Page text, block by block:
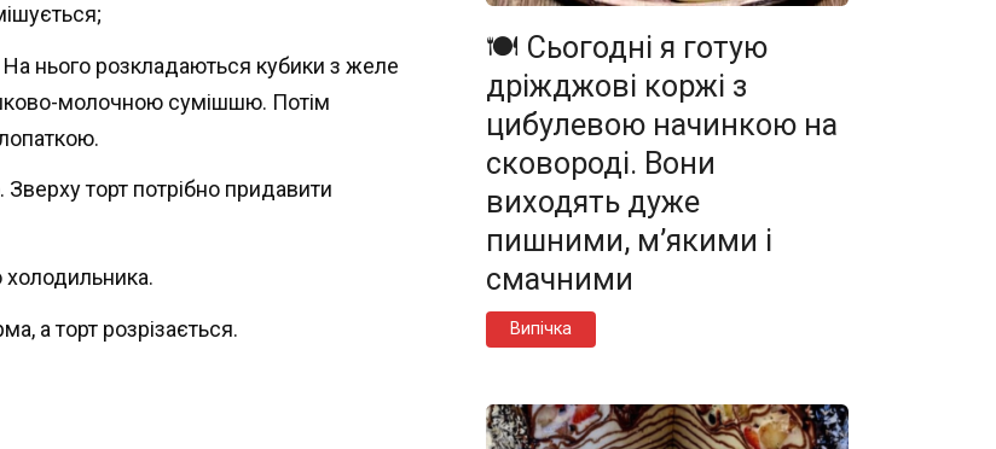
нього розкладаються кубики з желе
молочною сумішшю. Потім
торт потрібно придавити
холодильника.
а торт розрізається.
🍽️ Сьогодні я готую
дріжджові коржі з
цибулевою начинкою на
сковороді. Вони
виходять дуже
пишними, м’якими і
смачними
Випічка